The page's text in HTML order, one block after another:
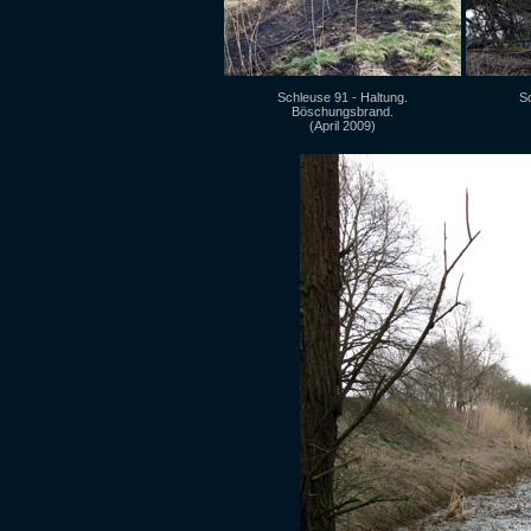
Schleuse 91 - Haltung.
Böschungsbrand.
(April 2009)